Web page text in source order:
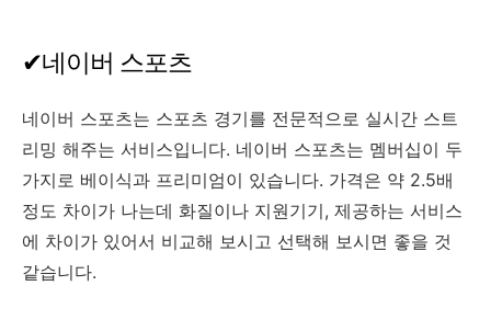
✔네이버 스포츠
네이버 스포츠는 스포츠 경기를 전문적으로 실시간 스트
리밍 해주는 서비스입니다. 네이버 스포츠는 멤버십이 두
가지로 베이식과 프리미엄이 있습니다. 가격은 약 2.5배
정도 차이가 나는데 화질이나 지원기기, 제공하는 서비스
에 차이가 있어서 비교해 보시고 선택해 보시면 좋을 것
같습니다.